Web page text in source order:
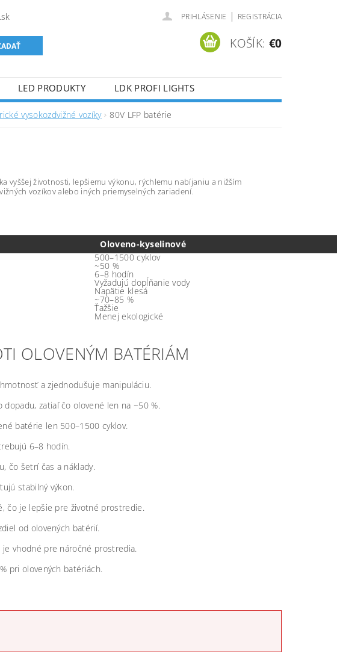
PRIHLÁSENIE | REGISTRÁCIA
KOŠÍK: €0
LED PRODUKTY
LDK PROFI LIGHTS
vysokozdvižné vozíky 80V LFP batérie
vyššej životnosti, lepšiemu výkonu, rýchlemu nabíjaniu a nižším
vozíkov alebo iných priemyselných zariadení.
Oloveno-kyselinové
500–1500 cyklov
~50 %
6–8 hodín
Vyžadujú dopĺňanie vody
Napätie klesá
~70–85 %
Ťažšie
Menej ekologické
OLOVENÝM BATÉRIÁM
a zjednodušuje manipuláciu.
zatiaľ čo olovené len na ~50 %.
batérie len 500–1500 cyklov.
6–8 hodín.
čo šetrí čas a náklady.
stabilný výkon.
čo je lepšie pre životné prostredie.
od olovených batérií.
vhodné pre náročné prostredia.
pri olovených batériách.